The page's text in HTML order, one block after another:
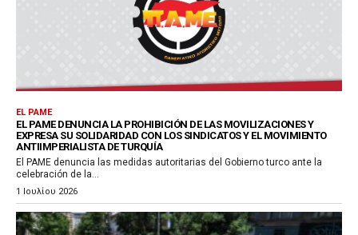
EL PAME
EL PAME DENUNCIA LA PROHIBICIÓN DE LAS MOVILIZACIONES Y
EXPRESA SU SOLIDARIDAD CON LOS SINDICATOS Y EL MOVIMIENTO
ANTIIMPERIALISTA DE TURQUÍA
El PAME denuncia las medidas autoritarias del Gobierno turco ante la
celebración de la...
1 Ιουλίου 2026